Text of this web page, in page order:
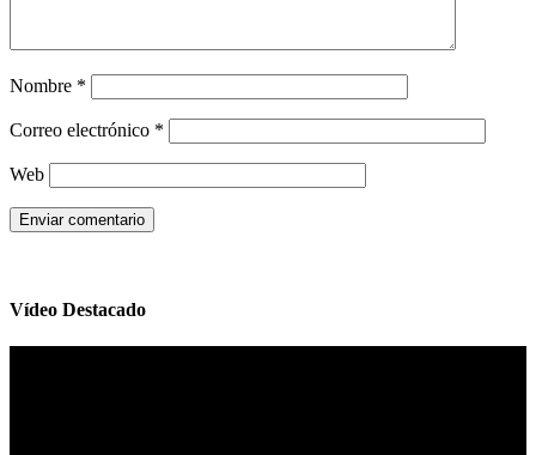
Nombre *
Correo electrónico *
Web
Vídeo Destacado